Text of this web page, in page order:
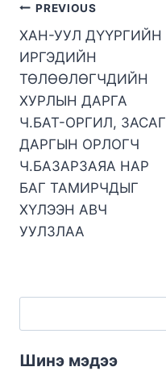
PREVIOUS
ХАН-УУЛ ДҮҮРГИЙН
ИРГЭДИЙН
ТӨЛӨӨЛӨГЧДИЙН
ХУРЛЫН ДАРГА
Ч.БАТ-ОРГИЛ, ЗАСАГ
ДАРГЫН ОРЛОГЧ
Ч.БАЗАРЗАЯА НАР
БАГ ТАМИРЧДЫГ
ХҮЛЭЭН АВЧ
УУЛЗЛАА
Шинэ мэдээ